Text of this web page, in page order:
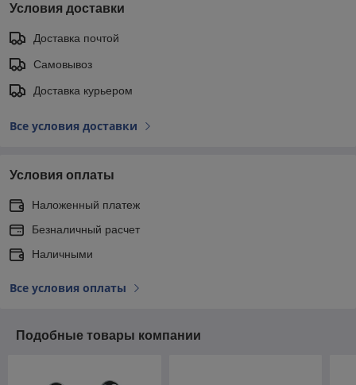
Условия доставки
Доставка почтой
Самовывоз
Доставка курьером
Все условия доставки
Условия оплаты
Наложенный платеж
Безналичный расчет
Наличными
Все условия оплаты
Подобные товары компании